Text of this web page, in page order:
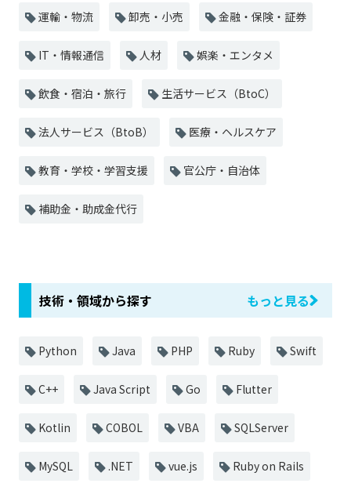
運輸・物流 卸売・小売 金融・保険・証券
IT・情報通信 人材 娯楽・エンタメ
飲食・宿泊・旅行 生活サービス（BtoC）
法人サービス（BtoB） 医療・ヘルスケア
教育・学校・学習支援 官公庁・自治体
補助金・助成金代行
技術・領域から探す もっと見る
Python Java PHP Ruby Swift
C++ Java Script Go Flutter
Kotlin COBOL VBA SQLServer
MySQL .NET vue.js Ruby on Rails